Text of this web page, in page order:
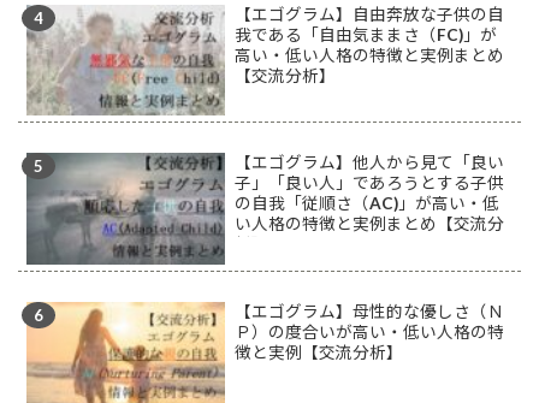
【エゴグラム】自由奔放な子供の自
我である「自由気ままさ（FC)」が
高い・低い人格の特徴と実例まとめ
【交流分析】
【エゴグラム】他人から見て「良い
子」「良い人」であろうとする子供
の自我「従順さ（AC)」が高い・低
い人格の特徴と実例まとめ【交流分
【エゴグラム】母性的な優しさ（Ｎ
Ｐ）の度合いが高い・低い人格の特
徴と実例【交流分析】